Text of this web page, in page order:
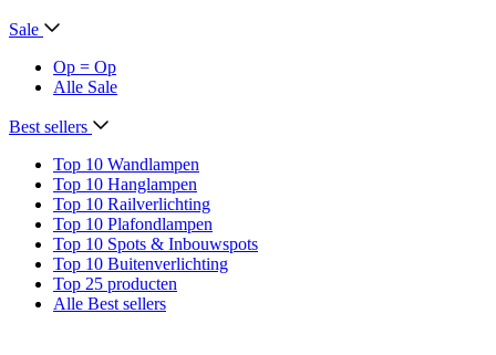
Sale
Op = Op
Alle Sale
Best sellers
Top 10 Wandlampen
Top 10 Hanglampen
Top 10 Railverlichting
Top 10 Plafondlampen
Top 10 Spots & Inbouwspots
Top 10 Buitenverlichting
Top 25 producten
Alle Best sellers